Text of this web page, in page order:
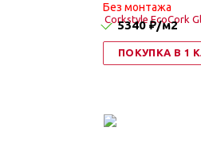
Без монтажа
5340 ₽/м2
ПОКУПКА В 1